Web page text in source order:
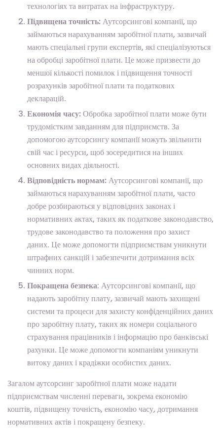
технологіях та витратах на інфраструктуру.
Підвищена точність:Аутсорсингові компанії, що
займаються нарахуванням заробітної плати, зазвичай
мають спеціальні групи експертів, які спеціалізуються
на обробці заробітної плати. Це може призвести до
меншої кількості помилок і підвищення точності
розрахунків заробітної плати та податкових
декларацій.
Економія часу:Обробка заробітної плати може бути
трудомістким завданням для підприємств. За
допомогою аутсорсингу компанії можуть звільнити
свій час і ресурси, щоб зосередитися на інших
основних видах діяльності.
Відповідність нормам:Аутсорсингові компанії, що
займаються нарахуванням заробітної плати, часто
добре розбираються у відповідних законах і
нормативних актах, таких як податкове законодавство,
трудове законодавство та положення про захист
даних. Це може допомогти підприємствам уникнути
штрафних санкцій і забезпечити дотримання всіх
чинних норм.
Покращена безпека: Аутсорсингові компанії, що
надають заробітну плату, зазвичай мають захищені
системи та процеси для захисту конфіденційних даних
про заробітну плату, таких як номери соціального
страхування працівників і інформацію про банківські
рахунки. Це може допомогти компаніям уникнути
витоку даних і крадіжки особистих даних.
Загалом аутсорсинг заробітної плати може надати
підприємствам численні переваги, зокрема економію
коштів, підвищену точність, економію часу, дотримання
нормативних актів і покращену безпеку.